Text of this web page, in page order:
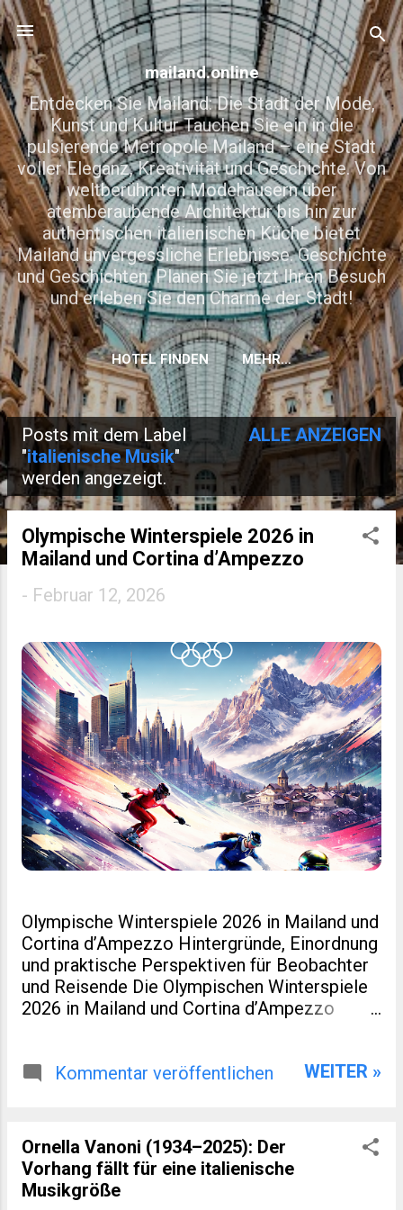
Direkt zum Hauptbereich
mailand.online
Entdecken Sie Mailand: Die Stadt der Mode,
Kunst und Kultur Tauchen Sie ein in die
pulsierende Metropole Mailand – eine Stadt
voller Eleganz, Kreativität und Geschichte. Von
weltberühmten Modehäusern über
atemberaubende Architektur bis hin zur
authentischen italienischen Küche bietet
Mailand unvergessliche Erlebnisse. Geschichte
und Geschichten. Planen Sie jetzt Ihren Besuch
und erleben Sie den Charme der Stadt!
HOTEL FINDEN MEHR…
P
o
s
Posts mit dem Label
"italienische Musik"
werden angezeigt.
ALLE ANZEIGEN
Olympische Winterspiele 2026 in
Mailand und Cortina d’Ampezzo
- Februar 12, 2026
Olympische Winterspiele 2026 in Mailand und
Cortina d’Ampezzo Hintergründe, Einordnung
und praktische Perspektiven für Beobachter
und Reisende Die Olympischen Winterspiele
2026 in Mailand und Cortina d’Ampezzo
Turin 2006 erneut Gastgeber ist. Sondern
wirtschaftlich eng mit regionaler Entwicklung
verzahnt wurde. Für viele Leser eines
spezialisierten Blogs zu Sport, Reisen oder
europäischer Regionalentwicklung sind genau
Kommentar veröffentlichen WEITER »
Ornella Vanoni (1934–2025): Der
Vorhang fällt für eine italienische
Musikgröße